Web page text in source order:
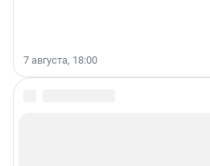
7 августа, 18:00